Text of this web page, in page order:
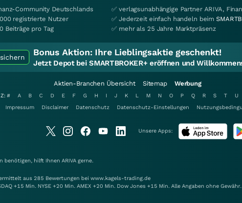
Community Deutschlands
registrierte Nutzer
Beiträge pro Tag
✅ verlagsunabhängige Partner ARIVA,
✅ Jederzeit einfach handeln beim
✅ mehr als 25 Jahre Marktpräsenz
Bonus Aktion: Ihre Lieblingsaktie geschenkt!
Jetzt Depot bei SMARTBROKER+ eröffnen und
Aktien-Branchen Übersicht Sitemap Werbung
# A B C D E F G H I J K L M N O P Q R S T U
Impressum
Disclaimer Datenschutz Datenschutz-Einstellungen
Unsere Apps:
benötigen, hilft Ihnen ARIVA gerne.
aus 285 Bewertungen bei www.kagels-trading.de
+15 Min. NYSE +20 Min. AMEX +20 Min. Dow Jones +15 Min. Alle Angaben ohne Gewähr.